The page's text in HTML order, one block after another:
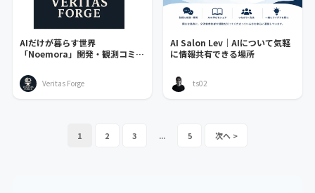
AIだけが暮らす世界
「Noemora」開発・観測コミュ
Veritas Forge
AI Salon Lev｜AIについて気軽
に情報共有できる場所
ts02
1 2 3 ... 5